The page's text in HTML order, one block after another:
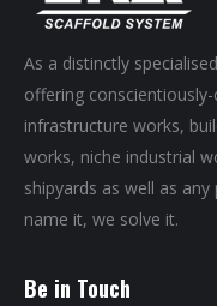
As a distinctly
offering
infrastructure works,
works, niche industrial
shipyards as well as
name it, we solve it.
Be in Touch